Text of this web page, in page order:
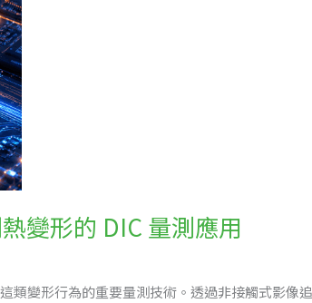
變形的 DIC 量測應用
變形行為的重要量測技術。透過非接觸式影像